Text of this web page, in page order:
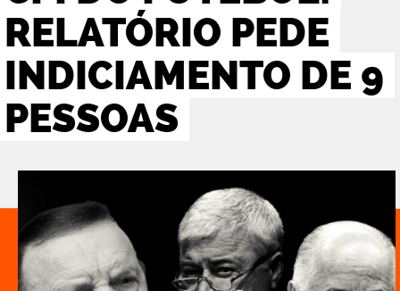
RELATÓRIO PEDE
INDICIAMENTO DE 9
PESSOAS